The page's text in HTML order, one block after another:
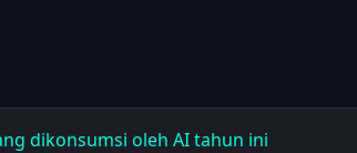
dikonsumsi oleh AI tahun ini